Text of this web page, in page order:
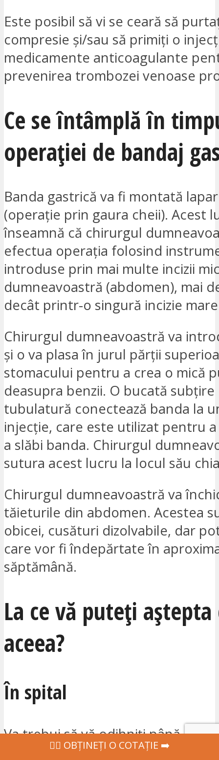
Este posibil să vi se ceară să
compresie și/sau să primiți o
medicamente anticoagulante
prevenirea trombozei venoase
Ce se întâmplă în
operației de bandaj
Banda gastrică va fi montată
(operație prin gaura cheii). Acest
înseamnă că chirurgul
efectua operația folosind
introduse prin mai multe incizii
dumneavoastră (abdomen), mai
decât printr-o singură incizie
Chirurgul dumneavoastră va
și o va plasa în jurul părții
stomacului pentru a crea o mică
deasupra benzii. O bucată subțire
tubulatură conectează banda la
injecție, care este utilizat pentru
a slăbi banda. Chirurgul
sutura acest lucru la locul său
Chirurgul dumneavoastră va
tăieturile din abdomen. Acestea
obicei, cusături dizolvabile, dar
care vor fi îndepărtate în
săptămână.
La ce vă puteți
aceea?
În spital
Va trebui să vă odihniți până
anestezicului vor dispărea. De
‍👩‍⚕ OBȚINEȚI O COTAȚIE ➡️